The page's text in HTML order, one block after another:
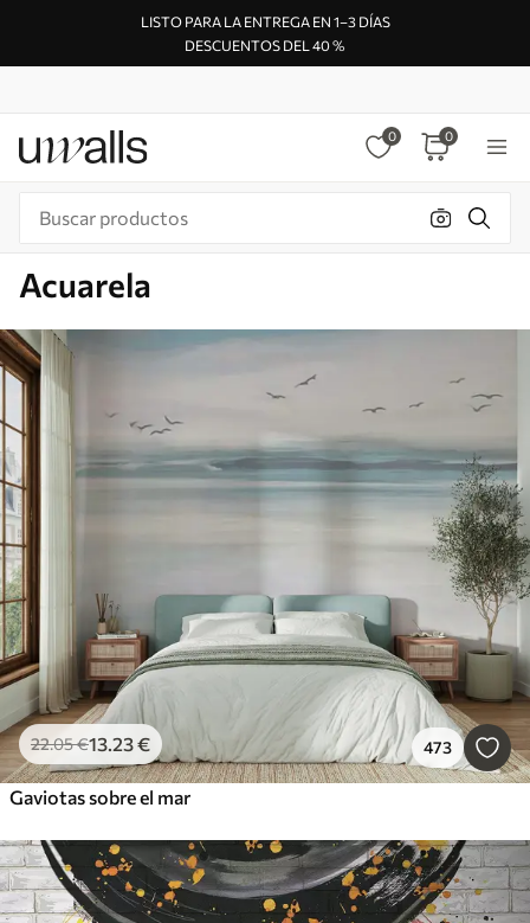
LISTO PARA LA ENTREGA EN 1–3 DÍAS
DESCUENTOS DEL 40 %
0 0
Acuarela
22.05€13.23€ 473
Gaviotas sobre el mar